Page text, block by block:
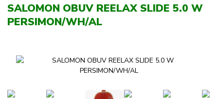
SALOMON OBUV REELAX SLIDE 5.0 W
PERSIMON/WH/AL